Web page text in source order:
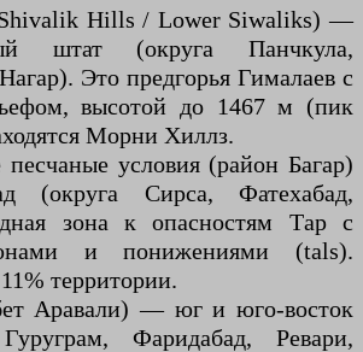
Hills / Lower Siwaliks) —
штат (округа Панчкула,
Это предгорья Гималаев с
высотой до 1467 м (пик
Морни Хиллз.
условия (район Багар)
(округа Сирса, Фатехабад,
зона к опасностям Тар с
и понижениями (tals).
территории.
Аравали) — юг и юго-восток
Фаридабад, Ревари,